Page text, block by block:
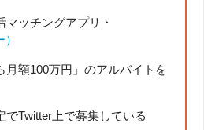
ッチングアプリ・
月額100万円」のアルバイトを
でTwitter上で募集している